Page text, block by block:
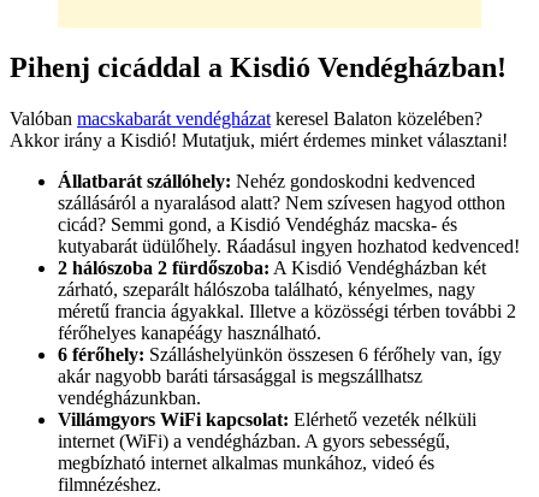
Pihenj cicáddal a Kisdió Vendégházban!
Valóban macskabarát vendégházat keresel Balaton közelében?
Akkor irány a Kisdió! Mutatjuk, miért érdemes minket választani!
Állatbarát szállóhely: Nehéz gondoskodni kedvenced
szállásáról a nyaralásod alatt? Nem szívesen hagyod otthon
cicád? Semmi gond, a Kisdió Vendégház macska- és
kutyabarát üdülőhely. Ráadásul ingyen hozhatod kedvenced!
2 hálószoba 2 fürdőszoba: A Kisdió Vendégházban két
zárható, szeparált hálószoba található, kényelmes, nagy
méretű francia ágyakkal. Illetve a közösségi térben további 2
férőhelyes kanapéágy használható.
6 férőhely: Szálláshelyünkön összesen 6 férőhely van, így
akár nagyobb baráti társasággal is megszállhatsz
vendégházunkban.
Villámgyors WiFi kapcsolat: Elérhető vezeték nélküli
internet (WiFi) a vendégházban. A gyors sebességű,
megbízható internet alkalmas munkához, videó és
filmnézéshez.